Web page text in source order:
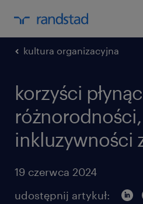
kultura organizacyjna
korzyści
inkluzywności
19 czerwca 2024
udostępnij artykuł: